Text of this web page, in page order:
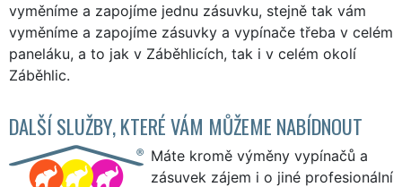
vyměníme a zapojíme jednu zásuvku, stejně tak vám
vyměníme a zapojíme zásuvky a vypínače třeba v celém
paneláku, a to jak v Záběhlicích, tak i v celém okolí
Záběhlic.
DALŠÍ SLUŽBY, KTERÉ VÁM MŮŽEME NABÍDNOUT
Máte kromě výměny vypínačů a
zásuvek zájem i o jiné profesionální